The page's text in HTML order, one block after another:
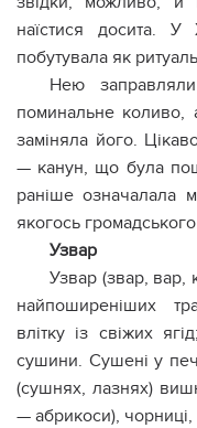
наїстися досита.
побутувала як
Нею
поминальне коливо,
заміняла його.
— канун, що була
раніше означалала
якогось
Узвар
Узвар (звар,
найпоширеніших
влітку із свіжих
сушини. Сушені у
(сушнях, лазнях)
— абрикоси),